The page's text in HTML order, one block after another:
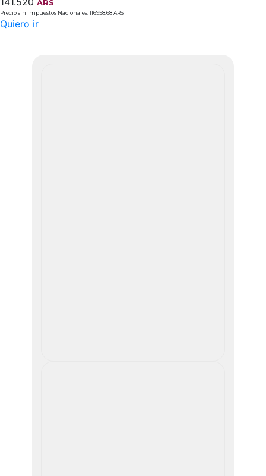
ARS
Precio sin Impuestos Nacionales: 116958.68 ARS
Quiero ir